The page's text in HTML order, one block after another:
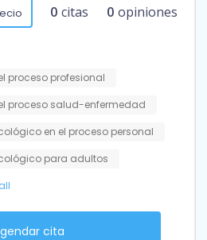
0 citas 0 opiniones
proceso profesional
proceso salud-enfermedad
en el proceso personal
para adultos
cita